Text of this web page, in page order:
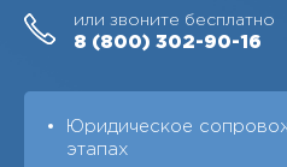
или звоните бесплатно
8 (800) 302-90-16
Юридическое
этапах